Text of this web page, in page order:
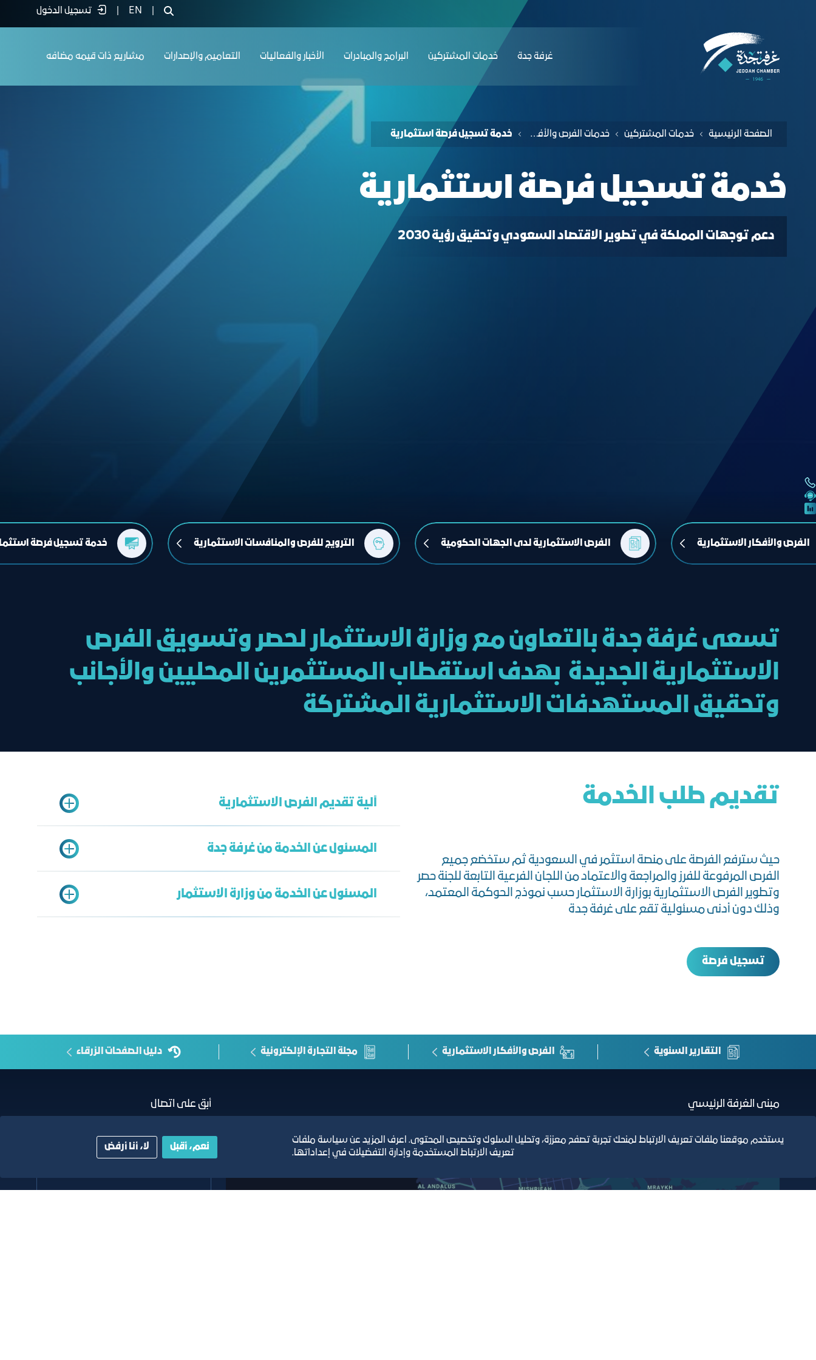
EN تسجيل الدخول
ﻏﺮﻓﺔ ﺟﺪة ﺧﺪﻣﺎت المشتركين البرامج والمبادرات الأخبار والفعاليات التعاميم والإصدارات مشاريع ذات قيمه مضافه
الصفحة الرئيسية خدمات المشتركين خدمات الفرص والأفكار الاستثمارية خدمة تسجيل فرصة استثمارية
خدمة تسجيل فرصة استثمارية
دعم توجهات المملكة في تطوير الاقتصاد السعودي وتحقيق رؤية 2030
الفرص والأفكار الاستثمارية الفرص الاستثمارية لدى الجهات الحكومية الترويج للفرص والمنافسات الاستثمارية خدمة تسجيل فرصة
تسعى غرفة جدة بالتعاون مع وزارة الاستثمار لحصر وتسويق الفرص
الاستثمارية الجديدة بهدف استقطاب المستثمرين المحليين والأجانب
وتحقيق المستهدفات الاستثمارية المشتركة
تقديم طلب الخدمة
حيث سترفع الفرصة على منصة استثمر في السعودية ثم ستخضع جميع
الفرص المرفوعة للفرز والمراجعة والاعتماد من اللجان الفرعية التابعة للجنة حصر
وتطوير الفرص الاستثمارية بوزارة الاستثمار حسب نموذج الحوكمة المعتمد،
وذلك دون أدنى مسئولية تقع على غرفة جدة
تسجيل فرصة
آلية تقديم الفرص الاستثمارية
المسئول عن الخدمة من غرفة جدة
المسئول عن الخدمة من وزارة الاستثمار
التقارير السنوية الفرص والأفكار الاستثمارية مجلة التجارة الإلكترونية دليل الصفحات الزرقاء
مبنى الغرفة الرئيسي أبق على اتصال
خدمة العملاء
٩٢٠٠٢٤٢٠٠
يستخدم موقعنا ملفات تعريف الارتباط لمنحك تجربة تصفح معززة، وتحليل السلوك وتخصيص المحتوى. اعرف المزيد عن سياسة ملفات
تعريف الارتباط المستخدمة وإدارة التفضيلات في إعداداتها.
نعم، أقبل لا، أنا أرفض